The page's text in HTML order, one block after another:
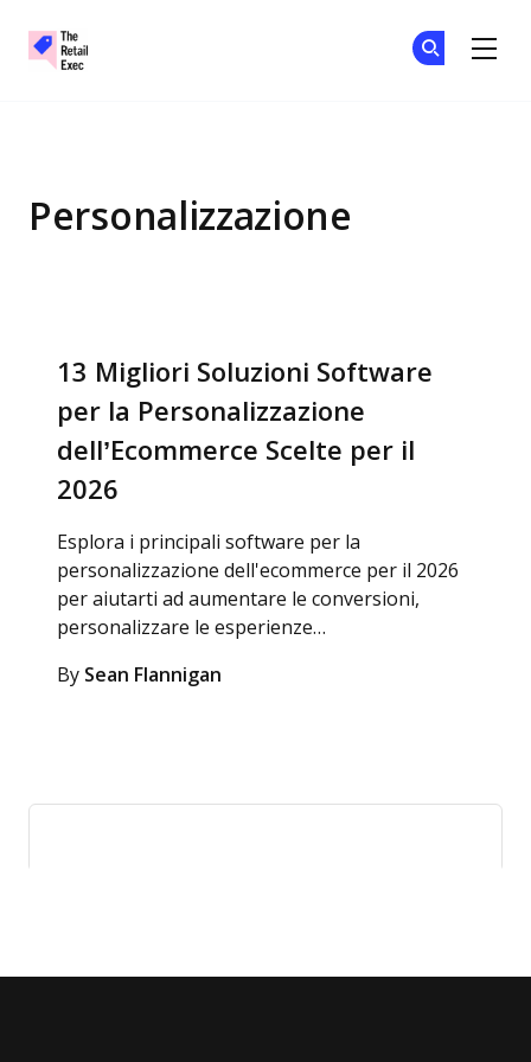
Personalizzazione
13 Migliori Soluzioni Software
per la Personalizzazione
dell’Ecommerce Scelte per il
2026
Esplora i principali software per la
personalizzazione dell'ecommerce per il 2026
per aiutarti ad aumentare le conversioni,
personalizzare le esperienze…
By Sean Flannigan